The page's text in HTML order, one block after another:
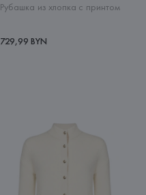
Рубашка из хлопка с принтом
729,99 BYN